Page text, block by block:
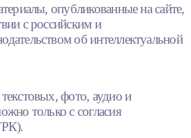
опубликованные на сайте,
с российским и
об интеллектуальной
фото, аудио и
только с согласия